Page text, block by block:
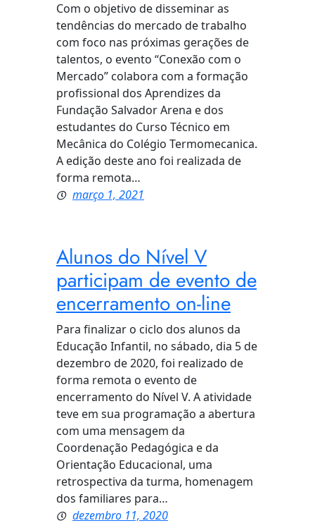
Com o objetivo de disseminar as
tendências do mercado de trabalho
com foco nas próximas gerações de
talentos, o evento “Conexão com o
Mercado” colabora com a formação
profissional dos Aprendizes da
Fundação Salvador Arena e dos
estudantes do Curso Técnico em
Mecânica do Colégio Termomecanica.
A edição deste ano foi realizada de
forma remota…
março 1, 2021
Alunos do Nível V
participam de evento de
encerramento on-line
Para finalizar o ciclo dos alunos da
Educação Infantil, no sábado, dia 5 de
dezembro de 2020, foi realizado de
forma remota o evento de
encerramento do Nível V. A atividade
teve em sua programação a abertura
com uma mensagem da
Coordenação Pedagógica e da
Orientação Educacional, uma
retrospectiva da turma, homenagem
dos familiares para…
dezembro 11, 2020